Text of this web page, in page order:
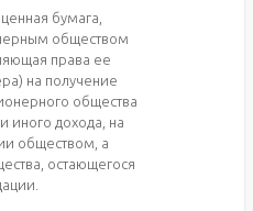
бумага,
обществом
права ее
на получение
общества
иного дохода, на
обществом, а
остающегося